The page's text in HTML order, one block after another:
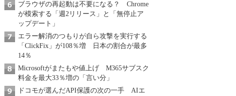
ブラウザの再起動は不要になる？ Chrome
が模索する「週2リリース」と「無停止ア
ップデート」
エラー解消のつもりが自ら攻撃を実行する
「ClickFix」が108％増 日本の割合が最多
14％
Microsoftがまたもや値上げ M365サブスク
料金を最大33％増の「言い分」
ドコモが選んだAPI保護の次の一手 AIエ